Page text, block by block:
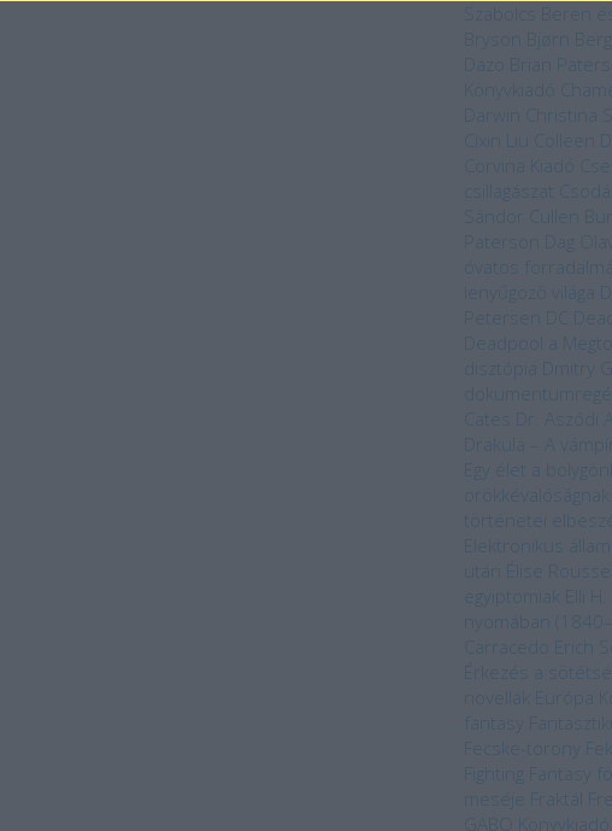
Szabolcs
Beren
Bryson Bjørn
Dazo
Brian
Könyvkiadó
Darwin
Christina
Cixin Liu
Colleen
Corvina Kiadó
csillagászat
Sándor
Cullen
Paterson Dag
óvatos
lenyűgöző világa
Petersen DC
Deadpool a
disztópia Dmitry
Cates
Dr. Aszódi
Drakula – A
Egy élet a
örökkévalóságnak
történetei
Elektronikus állam
után Élise
egyiptomiak Elli
nyomában
Carracedo
Erich
Érkezés a
novellák Európa
fantasy
Fecske-torony
Fighting Fantasy
meséje Fraktál
GABO Könyvkiadó